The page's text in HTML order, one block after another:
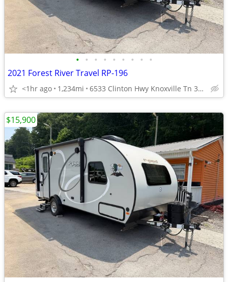
• • • • • • • • •
2021 Forest River Travel RP-196
<1hr ago 1,234mi 6533 Clinton Hwy Knoxville Tn 37912
$15,900